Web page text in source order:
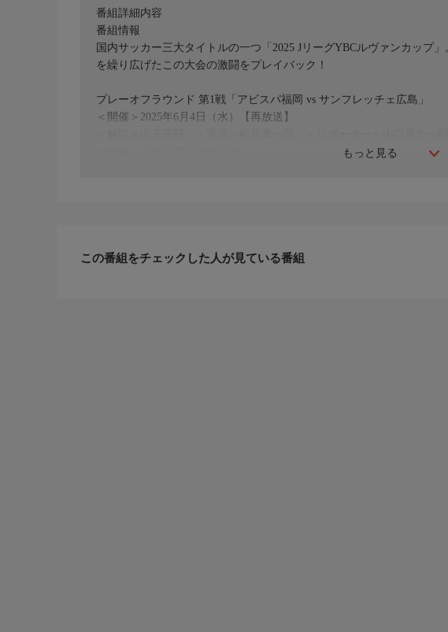
もっと見る
番組詳細内容
番組情報
国内サッカー三大タイトルの一つ「2025 JリーグYBCルヴァンカップ
を繰り広げたこの大会の激闘をプレイバック！
プレーオフラウンド 第1戦「アビスパ福岡 vs サンフレッチェ広島」
＜開催＞2025年6月4日（水）【再放送】
この番組をチェックした人が見ている番組